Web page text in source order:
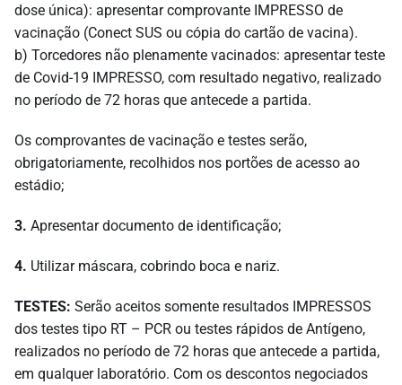
dose única): apresentar comprovante IMPRESSO de
vacinação (Conect SUS ou cópia do cartão de vacina).
b) Torcedores não plenamente vacinados: apresentar teste
de Covid-19 IMPRESSO, com resultado negativo, realizado
no período de 72 horas que antecede a partida.
Os comprovantes de vacinação e testes serão,
obrigatoriamente, recolhidos nos portões de acesso ao
estádio;
3. Apresentar documento de identificação;
4. Utilizar máscara, cobrindo boca e nariz.
TESTES: Serão aceitos somente resultados IMPRESSOS
dos testes tipo RT – PCR ou testes rápidos de Antígeno,
realizados no período de 72 horas que antecede a partida,
em qualquer laboratório. Com os descontos negociados